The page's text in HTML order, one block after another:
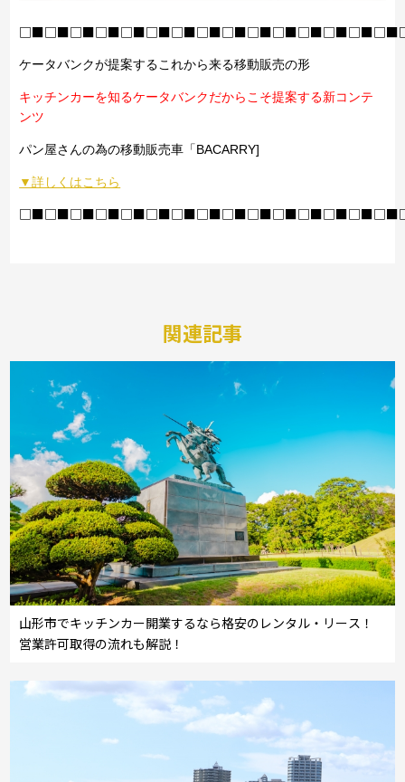
ケータバンクが提案するこれから来る移動販売の形
キッチンカーを知るケータバンクだからこそ提案する新コンテ
ンツ
パン屋さんの為の移動販売車「BACARRY]
▼詳しくはこちら
関連記事
山形市でキッチンカー開業するなら格安のレンタル・リース！
営業許可取得の流れも解説！